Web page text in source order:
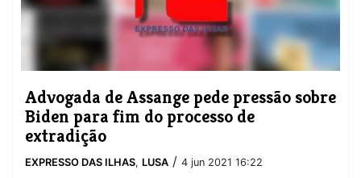
Advogada de Assange pede pressão sobre
Biden para fim do processo de
extradição
EXPRESSO DAS ILHAS, LUSA / 4 jun 2021 16:22